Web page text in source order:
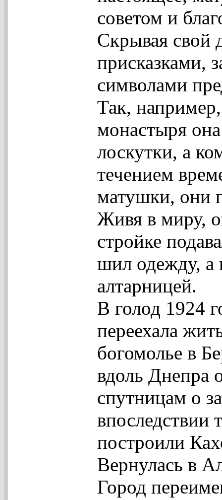
советом и
Скрывая свой
присказками,
символами
Так,
монастыря
лоскутки, а
течением
матушки, они
Живя в миру,
стройке
шил одежду, а
алтарницей.
В голод 1924
переехала
богомолье в
вдоль Днепра
спутницам о
впоследствии
построили
Вернулась в
Город